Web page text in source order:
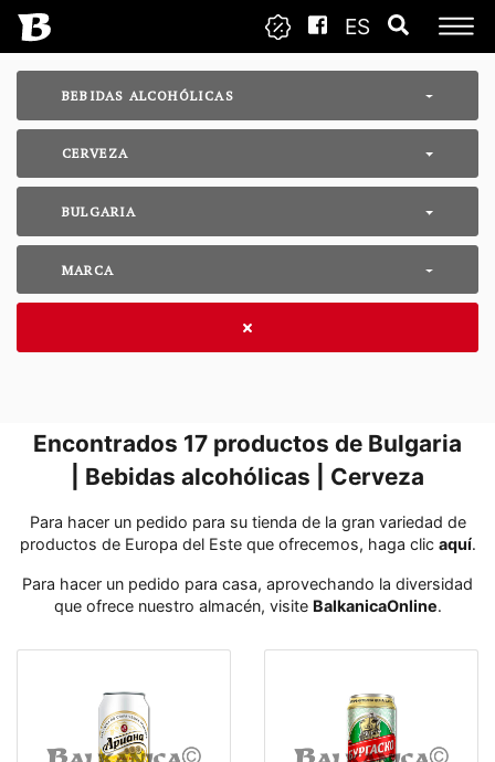
ES
BEBIDAS ALCOHÓLICAS
CERVEZA
BULGARIA
MARCA
Encontrados 17 productos de Bulgaria
| Bebidas alcohólicas | Cerveza
Para hacer un pedido para su tienda de la gran variedad de
productos de Europa del Este que ofrecemos, haga clic aquí․
Para hacer un pedido para casa, aprovechando la diversidad
que ofrece nuestro almacén, visite BalkanicaOnline․